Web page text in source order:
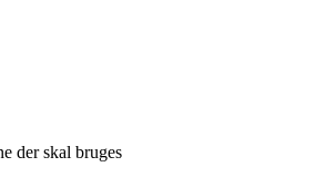
der skal bruges